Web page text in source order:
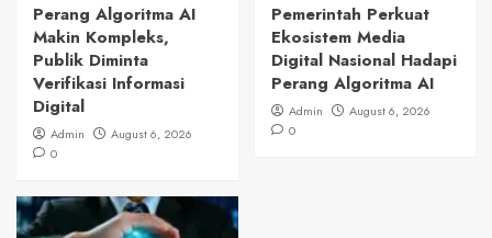
Perang Algoritma AI
Makin Kompleks,
Publik Diminta
Verifikasi Informasi
Digital
Admin
August 6, 2026
0
Pemerintah Perkuat
Ekosistem Media
Digital Nasional Hadapi
Perang Algoritma AI
Admin
August 6, 2026
0